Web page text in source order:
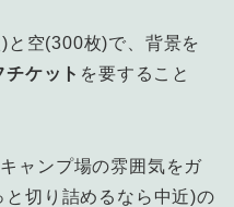
と空(300枚)で、背景を
ケット を要すること
ャンプ場の雰囲気をガ
切り詰めるなら中近)の